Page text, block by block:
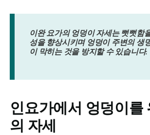
이완 요가의 엉덩이 자세는 뻣뻣함
성을 향상시키며 엉덩이 주변의 생
이 막히는 것을 방지할 수 있습니다.
인요가에서 엉덩이를
의 자세